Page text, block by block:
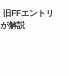
FFエントリ
解説